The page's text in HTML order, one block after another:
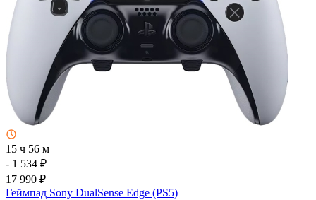
15 ч 56 м
- 1 534 ₽
17 990 ₽
Геймпад Sony DualSense Edge (PS5)